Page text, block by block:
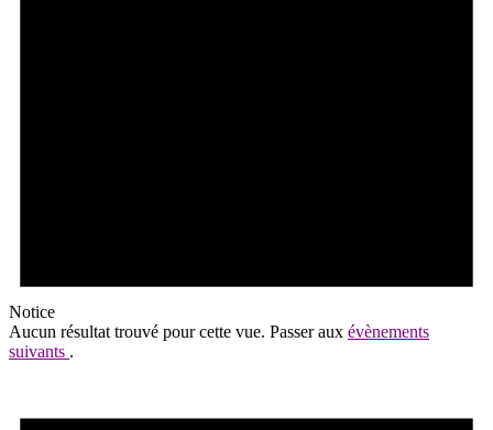
Notice
Aucun résultat trouvé pour cette vue. Passer aux évènements
suivants .